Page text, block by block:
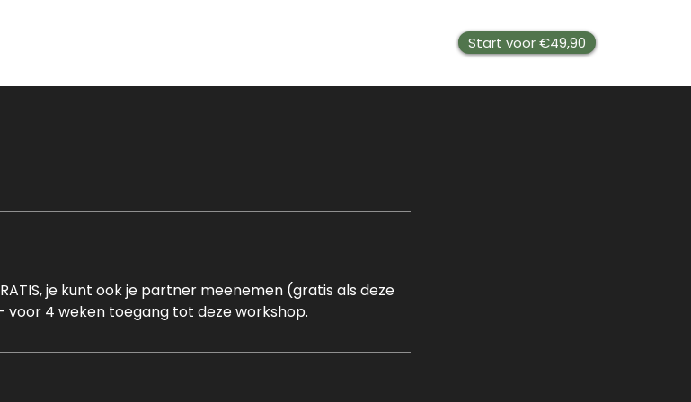
Start voor €49,90
je kunt ook je partner meenemen (gratis als deze
4 weken toegang tot deze workshop.